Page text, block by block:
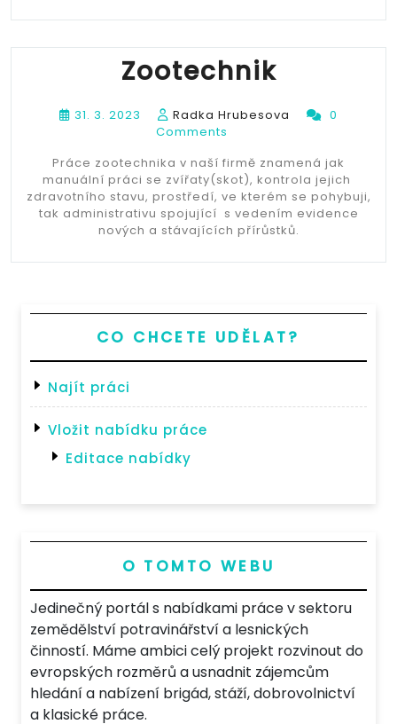
Zootechnik
31. 3. 2023 Radka Hrubesova
0
Comments
Práce zootechnika v naší firmě znamená jak
manuální práci se zvířaty(skot), kontrola jejich
zdravotního stavu, prostředí, ve kterém se pohybuji,
tak administrativu spojující s vedením evidence
nových a stávajících přírůstků.
CO CHCETE UDĚLAT?
Najít práci
Vložit nabídku práce
Editace nabídky
O TOMTO WEBU
Jedinečný portál s nabídkami práce v sektoru
zemědělství potravinářství a lesnických
činností. Máme ambici celý projekt rozvinout do
evropských rozměrů a usnadnit zájemcům
hledání a nabízení brigád, stáží, dobrovolnictví
a klasické práce.